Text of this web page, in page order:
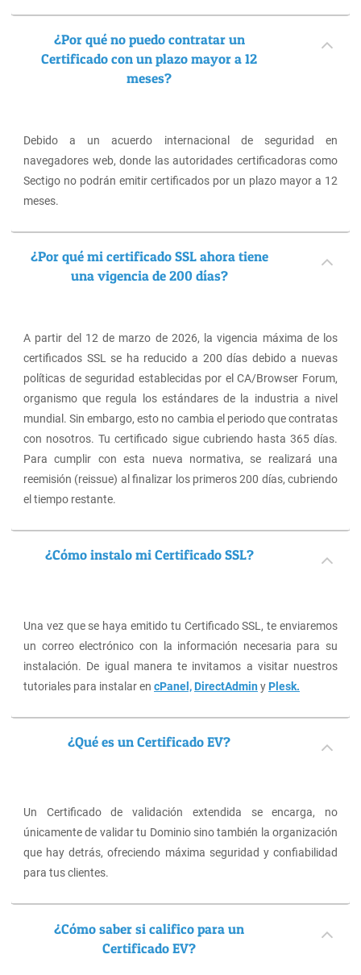
¿Por qué no puedo contratar un
Certificado con un plazo mayor a 12
meses?
Debido a un acuerdo internacional de seguridad en
navegadores web, donde las autoridades certificadoras como
Sectigo no podrán emitir certificados por un plazo mayor a 12
meses.
¿Por qué mi certificado SSL ahora tiene
una vigencia de 200 días?
A partir del 12 de marzo de 2026, la vigencia máxima de los
certificados SSL se ha reducido a 200 días debido a nuevas
políticas de seguridad establecidas por el CA/Browser Forum,
organismo que regula los estándares de la industria a nivel
mundial. Sin embargo, esto no cambia el periodo que contratas
con nosotros. Tu certificado sigue cubriendo hasta 365 días.
Para cumplir con esta nueva normativa, se realizará una
reemisión (reissue) al finalizar los primeros 200 días, cubriendo
el tiempo restante.
¿Cómo instalo mi Certificado SSL?
Una vez que se haya emitido tu Certificado SSL, te enviaremos
un correo electrónico con la información necesaria para su
instalación. De igual manera te invitamos a visitar nuestros
tutoriales para instalar en cPanel, DirectAdmin y Plesk.
¿Qué es un Certificado EV?
Un Certificado de validación extendida se encarga, no
únicamente de validar tu Dominio sino también la organización
que hay detrás, ofreciendo máxima seguridad y confiabilidad
para tus clientes.
¿Cómo saber si califico para un
Certificado EV?